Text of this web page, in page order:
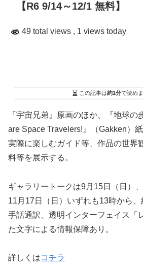
【R6 9/14～12/1 無料】
49 total views , 1 views today
この記事は約1分で読めま
『宇宙兄弟』原画のほか、『地球の
are Space Travelers!』（Gakken）
実際に楽しむガイド等、作品の世界
料等を展示する。
ギャラリートークは9月15日（日）
11月17日（日）いずれも13時から、
手話通訳、透明インターフェイス「
た文字による情報保障あり。
詳しくはコチラ